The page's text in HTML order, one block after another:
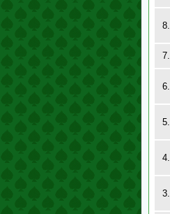
8.
7.
6.
5.
4.
3.